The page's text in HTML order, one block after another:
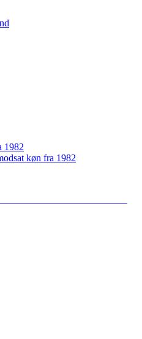
1982
køn fra 1982